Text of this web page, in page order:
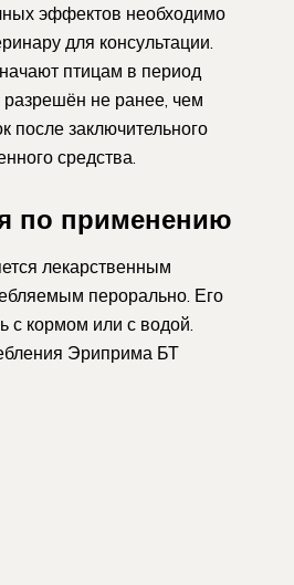
эффектов необходимо
для консультации.
птицам в период
разрешён не ранее, чем
после заключительного
средства.
по применению
лекарственным
перорально. Его
с кормом или с водой.
Эриприма БТ